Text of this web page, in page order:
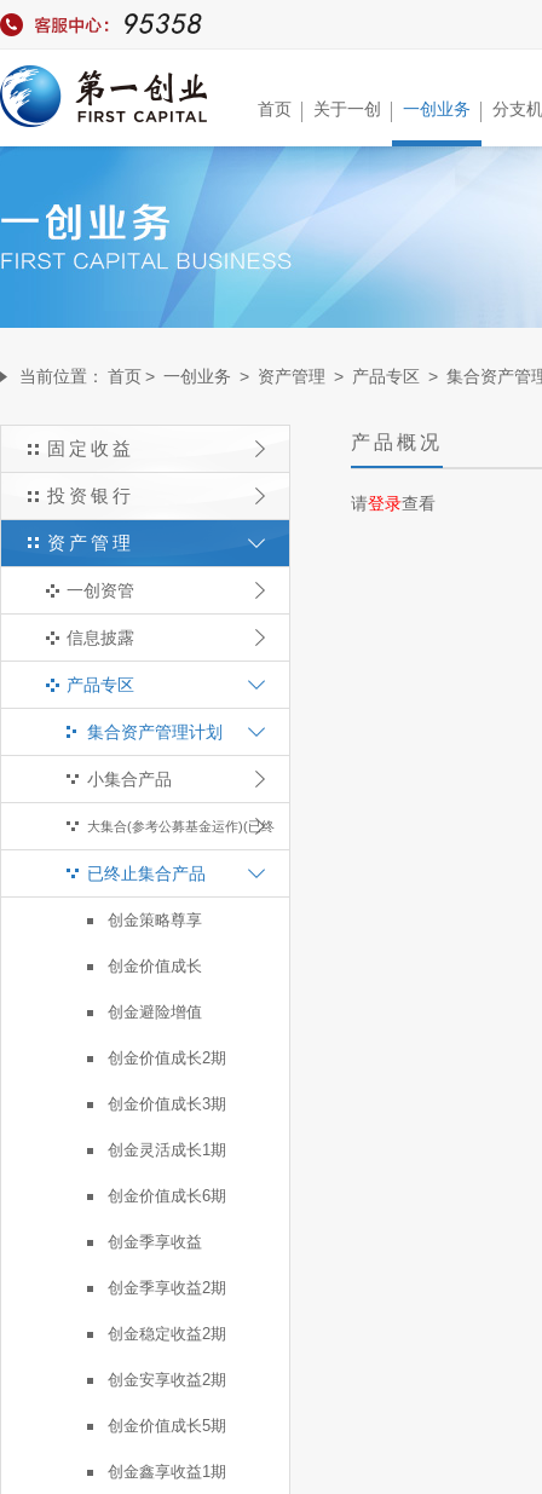
首页 关于一创 一创业务 分支
当前位置： 首页> 一创业务 > 资产管理 > 产品专区 > 集合资产管
固定收益
投资银行
资产管理
一创资管
信息披露
产品专区
集合资产管理计划
小集合产品
大集合(参考公募基金运作)(已终
止)
已终止集合产品
创金策略尊享
创金价值成长
创金避险增值
创金价值成长2期
创金价值成长3期
创金灵活成长1期
创金价值成长6期
创金季享收益
创金季享收益2期
创金稳定收益2期
创金安享收益2期
创金价值成长5期
创金鑫享收益1期
产品概况
请登录查看